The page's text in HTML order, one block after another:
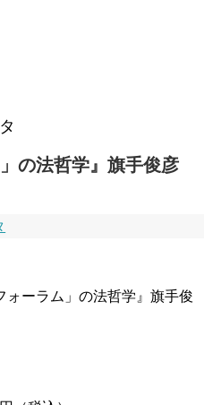
の法哲学』旗手俊彦
ォーラム」の法哲学』旗手俊